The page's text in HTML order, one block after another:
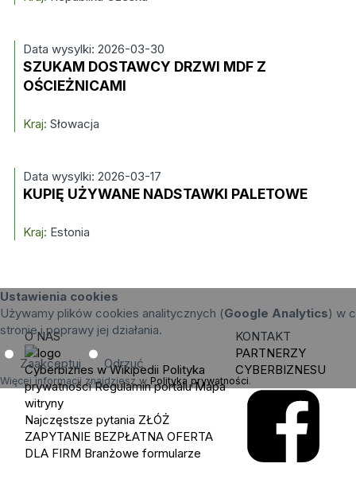
Data wysylki: 2026-03-30
SZUKAM DOSTAWCY DRZWI MDF Z
OŚCIEŻNICAMI
Kraj: Słowacja
Data wysylki: 2026-03-17
KUPIĘ UŻYWANE NADSTAWKI PALETOWE
Kraj: Estonia
Ustawienia cookies
Używamy plików cookies analitycznych (Google Analytics) w
stronie i poprawy jej działania.
Zaakceptuj Odrzuć
Więcej informacji znajdziesz w Polityka prywatności.
O NAS
Cyberbiznes w Wikipedii Polityka
prywatności Regulamin portalu Mapa
witryny
Najczęstsze pytania ZŁÓŻ
ZAPYTANIE BEZPŁATNA OFERTA
DLA FIRM Branżowe formularze
KONTAKT
PARTNERZY
CYBERBIZNESU